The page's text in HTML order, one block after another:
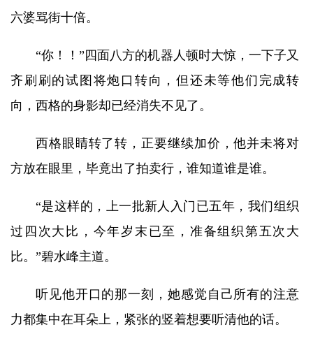
六婆骂街十倍。
“你！！”四面八方的机器人顿时大惊，一下子又
齐刷刷的试图将炮口转向，但还未等他们完成转
向，西格的身影却已经消失不见了。
西格眼睛转了转，正要继续加价，他并未将对
方放在眼里，毕竟出了拍卖行，谁知道谁是谁。
“是这样的，上一批新人入门已五年，我们组织
过四次大比，今年岁末已至，准备组织第五次大
比。”碧水峰主道。
听见他开口的那一刻，她感觉自己所有的注意
力都集中在耳朵上，紧张的竖着想要听清他的话。